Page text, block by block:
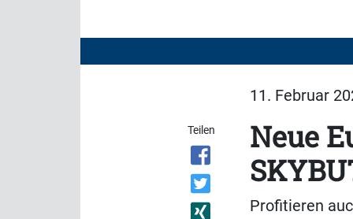
11. Februar
Teilen
Neue
Profitieren